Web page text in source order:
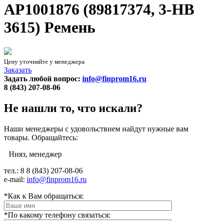
AP1001876 (89817374, 3-HB
3615) Ремень
Цену уточняйте у менеджера
Заказать
Задать любой вопрос: info@finprom16.ru
8 (843) 207-08-06
Не нашли то, что искали?
Наши менеджеры с удовольствием найдут нужные вам
товары. Обращайтесь:
Нияз, менеджер
тел.: 8 8 (843) 207-08-06
e-mail: info@finprom16.ru
*Как к Вам обращаться:
*По какому телефону связаться: